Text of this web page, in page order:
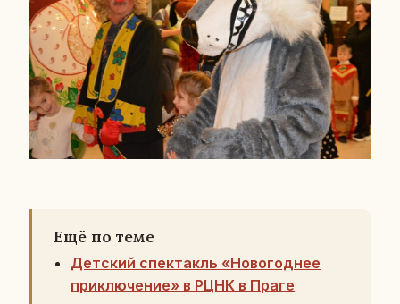
Ещё по теме
Детский спектакль «Новогоднее
приключение» в РЦНК в Праге